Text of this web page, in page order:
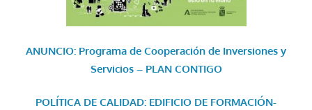
ANUNCIO: Programa de Cooperación de Inversiones y
Servicios – PLAN CONTIGO
POLÍTICA DE CALIDAD: EDIFICIO DE FORMACIÓN-